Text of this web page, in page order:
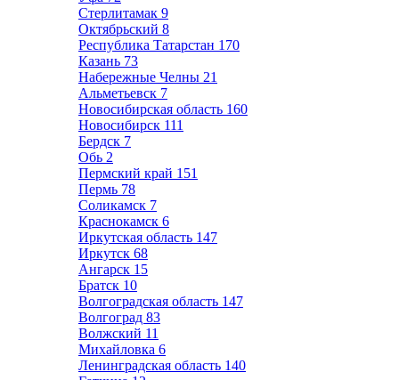
Стерлитамак 9
Октябрьский 8
Республика Татарстан 170
Казань 73
Набережные Челны 21
Альметьевск 7
Новосибирская область 160
Новосибирск 111
Бердск 7
Обь 2
Пермский край 151
Пермь 78
Соликамск 7
Краснокамск 6
Иркутская область 147
Иркутск 68
Ангарск 15
Братск 10
Волгоградская область 147
Волгоград 83
Волжский 11
Михайловка 6
Ленинградская область 140